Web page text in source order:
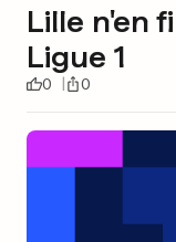
Lille n'en
Ligue 1
0 0